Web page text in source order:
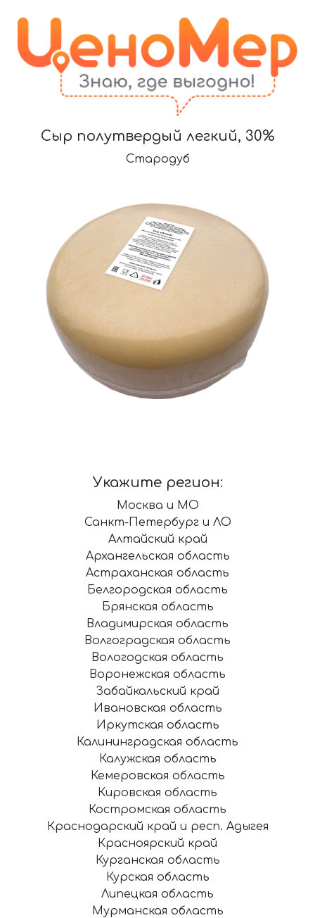
Сыр полутвердый легкий, 30%
Стародуб
Укажите регион:
Москва и МО
Санкт-Петербург и ЛО
Алтайский край
Архангельская область
Астраханская область
Белгородская область
Брянская область
Владимирская область
Волгоградская область
Вологодская область
Воронежская область
Забайкальский край
Ивановская область
Иркутская область
Калининградская область
Калужская область
Кемеровская область
Кировская область
Костромская область
Краснодарский край и респ. Адыгея
Красноярский край
Курганская область
Курская область
Липецкая область
Мурманская область